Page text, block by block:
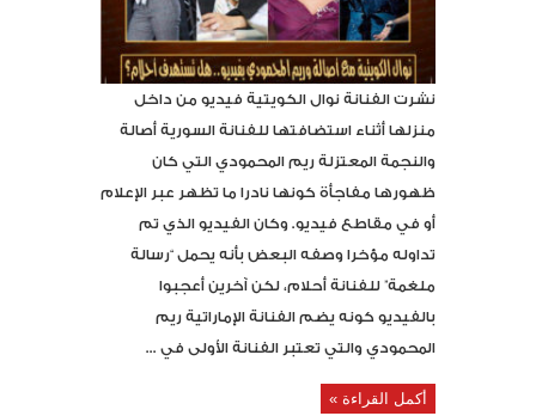
نشرت الفنانة نوال الكويتية فيديو من داخل
منزلها أثناء استضافتها للفنانة السورية أصالة
والنجمة المعتزلة ريم المحمودي التي كان
ظهورها مفاجأة كونها نادرا ما تظهر عبر الإعلام
أو في مقاطع فيديو. وكان الفيديو الذي تم
تداوله مؤخرا وصفه البعض بأنه يحمل “رسالة
ملغمة” للفنانة أحلام، لكن آخرين أعجبوا
بالفيديو كونه يضم الفنانة الإماراتية ريم
المحمودي والتي تعتبر الفنانة الأولى في ...
أكمل القراءة »